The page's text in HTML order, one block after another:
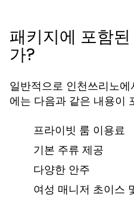
패키지에 포함
가?
일반적으로 인천쓰리노
에는 다음과 같은 내용이
프라이빗 룸 이용료
기본 주류 제공
다양한 안주
여성 매니저 초이스